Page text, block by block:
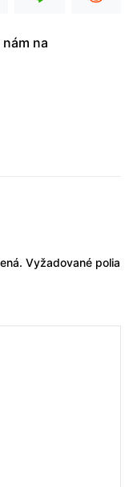
na
Vyžadované polia